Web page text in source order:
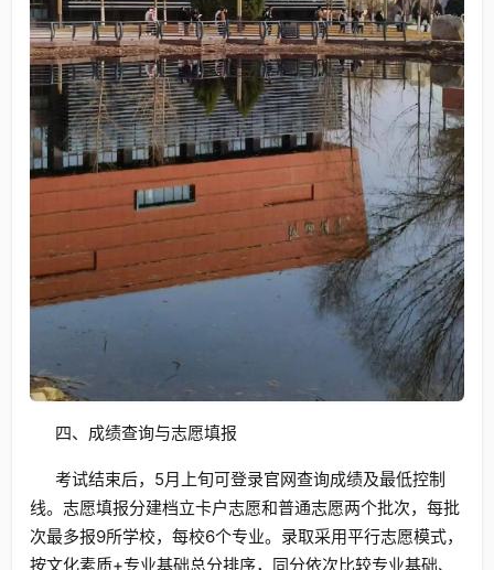
四、成绩查询与志愿填报
考试结束后，5月上旬可登录官网查询成绩及最低控制
线。志愿填报分建档立卡户志愿和普通志愿两个批次，每批
次最多报9所学校，每校6个专业。录取采用平行志愿模式，
按文化素质+专业基础总分排序，同分依次比较专业基础、